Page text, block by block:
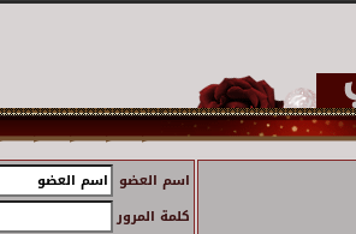
اسم العضو
كلمة المرور